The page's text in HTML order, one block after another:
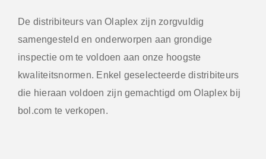
De distribiteurs van Olaplex zijn zorgvuldig
samengesteld en onderworpen aan grondige
inspectie om te voldoen aan onze hoogste
kwaliteitsnormen. Enkel geselecteerde distribiteurs
die hieraan voldoen zijn gemachtigd om Olaplex bij
bol.com te verkopen.